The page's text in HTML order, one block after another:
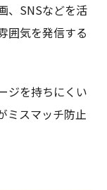
、SNSなどを活
囲気を発信する
ジを持ちにくい
ミスマッチ防止